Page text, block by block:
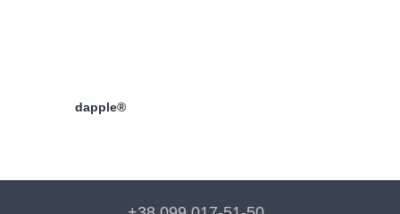
dapple®